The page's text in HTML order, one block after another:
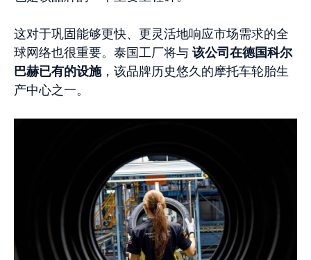
这对于巩固能够更快、更灵活地响应市场需求的全
球网络也很重要。泰国工厂将与 该公司在德国科尔
巴赫已有的设施，该品牌历史悠久的摩托车轮胎生
产中心之一。